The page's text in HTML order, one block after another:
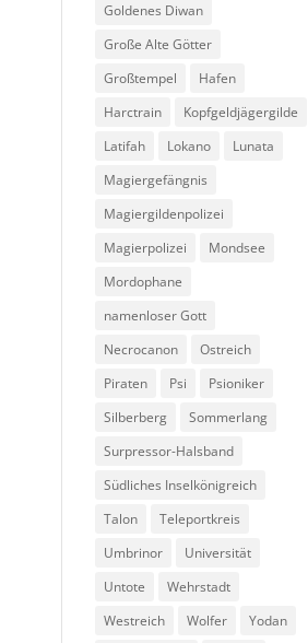
Goldenes Diwan
Große Alte Götter
Großtempel
Hafen
Harctrain
Kopfgeldjägergilde
Latifah
Lokano
Lunata
Magiergefängnis
Magiergildenpolizei
Magierpolizei
Mondsee
Mordophane
namenloser Gott
Necrocanon
Ostreich
Piraten
Psi
Psioniker
Silberberg
Sommerlang
Surpressor-Halsband
Südliches Inselkönigreich
Talon
Teleportkreis
Umbrinor
Universität
Untote
Wehrstadt
Westreich
Wolfer Yodan